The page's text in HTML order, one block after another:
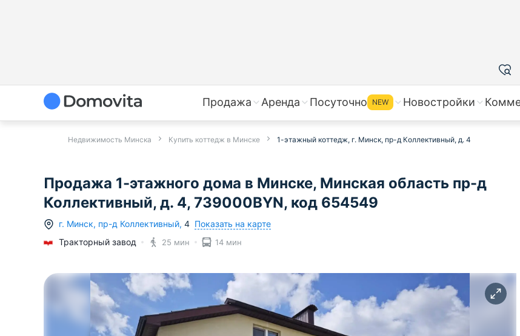
Продажа Аренда Посуточно NEW Новостройки
Недвижимость Минска Купить коттедж в Минске 1-этажный коттедж, г. Минск, пр-д Коллективный, д. 4
Продажа 1-этажного дома в Минске, Минская область пр-д
Коллективный, д. 4, 739000BYN, код 654549
г. Минск, пр-д Коллективный, 4 Показать на карте
Тракторный завод
25 мин 14 мин